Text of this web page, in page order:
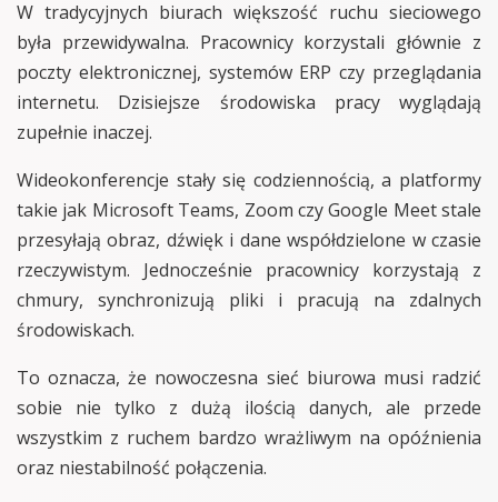
W tradycyjnych biurach większość ruchu sieciowego
była przewidywalna. Pracownicy korzystali głównie z
poczty elektronicznej, systemów ERP czy przeglądania
internetu. Dzisiejsze środowiska pracy wyglądają
zupełnie inaczej.
Wideokonferencje stały się codziennością, a platformy
takie jak Microsoft Teams, Zoom czy Google Meet stale
przesyłają obraz, dźwięk i dane współdzielone w czasie
rzeczywistym. Jednocześnie pracownicy korzystają z
chmury, synchronizują pliki i pracują na zdalnych
środowiskach.
To oznacza, że nowoczesna sieć biurowa musi radzić
sobie nie tylko z dużą ilością danych, ale przede
wszystkim z ruchem bardzo wrażliwym na opóźnienia
oraz niestabilność połączenia.